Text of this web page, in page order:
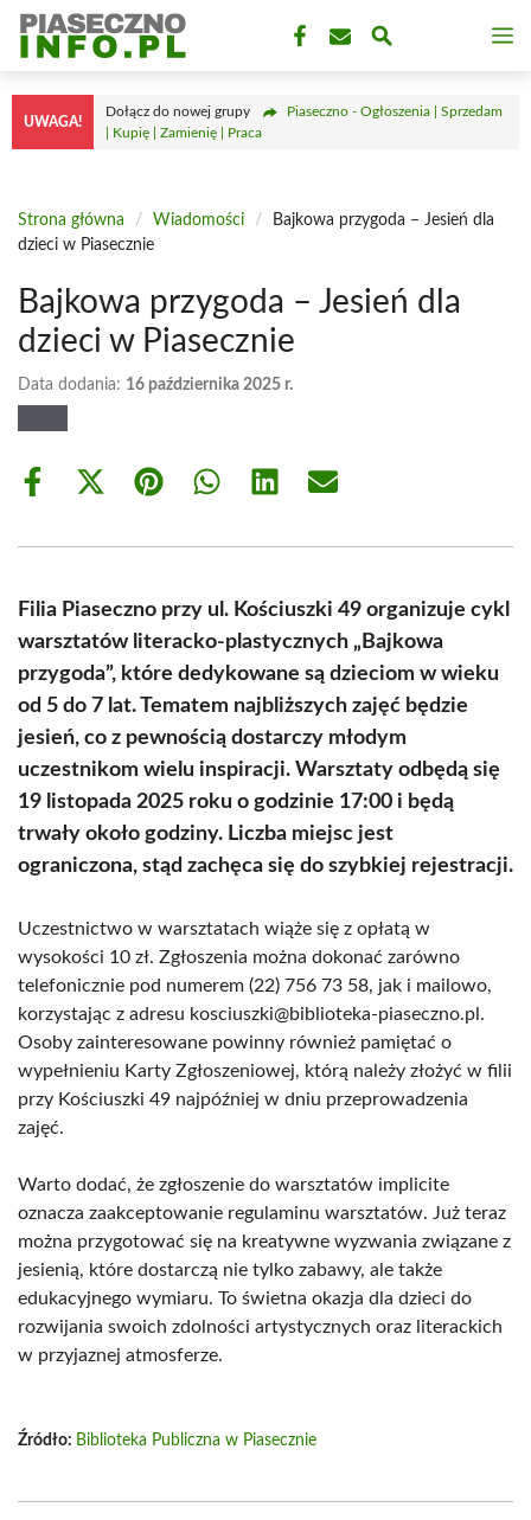
Przejdź
treści
UWAGA!
Dołącz do nowej grupy
Piaseczno - Ogłoszenia | Sprzedam
| Kupię | Zamienię | Praca
Strona główna / Wiadomości /
Bajkowa przygoda – Jesień dla
dzieci w Piasecznie
Bajkowa przygoda – Jesień dla
dzieci w Piasecznie
Data dodania: 16 października 2025 r.
Share
Share
(Twitter)
Share Share Share Share
Filia Piaseczno przy ul. Kościuszki 49 organizuje cykl
warsztatów literacko-plastycznych „Bajkowa
przygoda”, które dedykowane są dzieciom w wieku
od 5 do 7 lat. Tematem najbliższych zajęć będzie
jesień, co z pewnością dostarczy młodym
uczestnikom wielu inspiracji. Warsztaty odbędą się
19 listopada 2025 roku o godzinie 17:00 i będą
trwały około godziny. Liczba miejsc jest
ograniczona, stąd zachęca się do szybkiej rejestracji.
Uczestnictwo w warsztatach wiąże się z opłatą w
wysokości 10 zł. Zgłoszenia można dokonać zarówno
telefonicznie pod numerem (22) 756 73 58, jak i mailowo,
korzystając z adresu kosciuszki@biblioteka-piaseczno.pl.
Osoby zainteresowane powinny również pamiętać o
wypełnieniu Karty Zgłoszeniowej, którą należy złożyć w filii
przy Kościuszki 49 najpóźniej w dniu przeprowadzenia
zajęć.
Warto dodać, że zgłoszenie do warsztatów implicite
oznacza zaakceptowanie regulaminu warsztatów. Już teraz
można przygotować się na kreatywne wyzwania związane z
jesienią, które dostarczą nie tylko zabawy, ale także
edukacyjnego wymiaru. To świetna okazja dla dzieci do
rozwijania swoich zdolności artystycznych oraz literackich
w przyjaznej atmosferze.
Źródło: Biblioteka Publiczna w Piasecznie